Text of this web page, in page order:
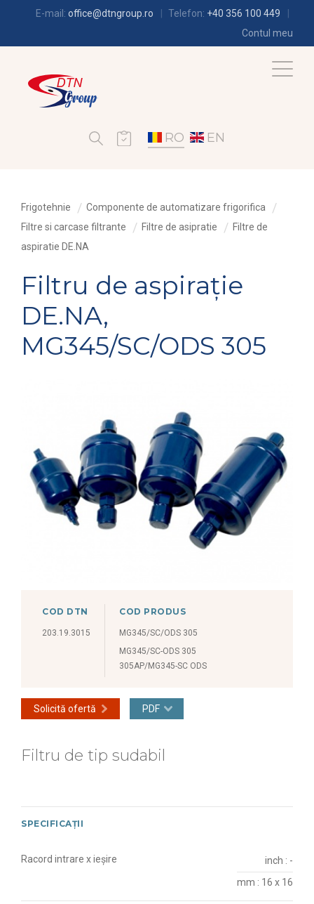
E-mail: office@dtngroup.ro Telefon: +40 356 100 449
Contul meu
RO EN
Frigotehnie
Componente de automatizare frigorifica
Filtre si carcase filtrante
Filtre de asipratie
Filtre de
aspiratie DE.NA
Filtru de aspirație
DE.NA,
MG345/SC/ODS 305
COD DTN
203.19.3015
COD PRODUS
MG345/SC/ODS 305
MG345/SC-ODS 305
305AP/MG345-SC ODS
Solicită ofertă PDF
Filtru de tip sudabil
SPECIFICAȚII
Racord intrare x ieșire
inch : -
mm : 16 x 16